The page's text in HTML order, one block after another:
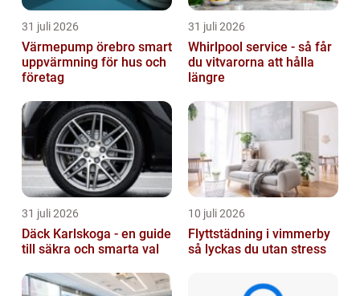
31 juli 2026
Värmepump örebro smart
uppvärmning för hus och
företag
31 juli 2026
Whirlpool service - så får
du vitvarorna att hålla
längre
31 juli 2026
Däck Karlskoga - en guide
till säkra och smarta val
10 juli 2026
Flyttstädning i vimmerby
så lyckas du utan stress